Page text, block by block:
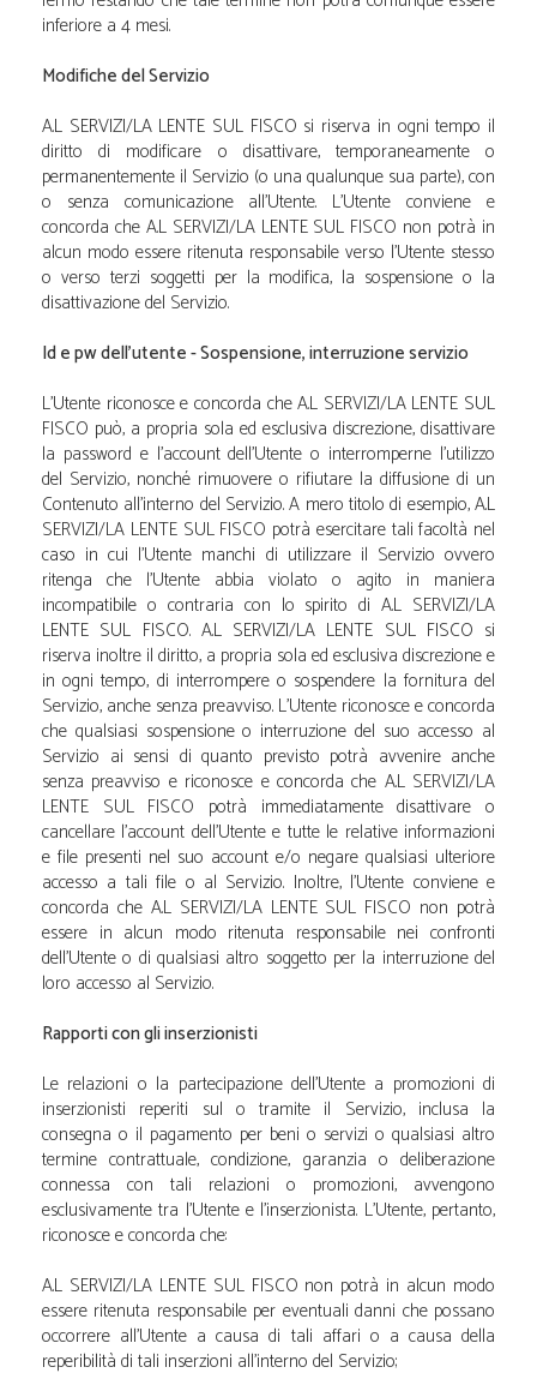
inferiore a 4 mesi.
Modifiche del Servizio
A.L SERVIZI/LA LENTE SUL FISCO si riserva in ogni tempo il
diritto di modificare o disattivare, temporaneamente o
permanentemente il Servizio (o una qualunque sua parte), con
o senza comunicazione all'Utente. L'Utente conviene e
concorda che A.L SERVIZI/LA LENTE SUL FISCO non potrà in
alcun modo essere ritenuta responsabile verso l'Utente stesso
o verso terzi soggetti per la modifica, la sospensione o la
disattivazione del Servizio.
Id e pw dell'utente - Sospensione, interruzione servizio
L'Utente riconosce e concorda che A.L SERVIZI/LA LENTE SUL
FISCO può, a propria sola ed esclusiva discrezione, disattivare
la password e l'account dell'Utente o interromperne l'utilizzo
del Servizio, nonché rimuovere o rifiutare la diffusione di un
Contenuto all'interno del Servizio. A mero titolo di esempio, A.L
SERVIZI/LA LENTE SUL FISCO potrà esercitare tali facoltà nel
caso in cui l'Utente manchi di utilizzare il Servizio ovvero
ritenga che l'Utente abbia violato o agito in maniera
incompatibile o contraria con lo spirito di A.L SERVIZI/LA
LENTE SUL FISCO. A.L SERVIZI/LA LENTE SUL FISCO si
riserva inoltre il diritto, a propria sola ed esclusiva discrezione e
in ogni tempo, di interrompere o sospendere la fornitura del
Servizio, anche senza preavviso. L'Utente riconosce e concorda
che qualsiasi sospensione o interruzione del suo accesso al
Servizio ai sensi di quanto previsto potrà avvenire anche
senza preavviso e riconosce e concorda che A.L SERVIZI/LA
LENTE SUL FISCO potrà immediatamente disattivare o
cancellare l'account dell'Utente e tutte le relative informazioni
e file presenti nel suo account e/o negare qualsiasi ulteriore
accesso a tali file o al Servizio. Inoltre, l'Utente conviene e
concorda che A.L SERVIZI/LA LENTE SUL FISCO non potrà
essere in alcun modo ritenuta responsabile nei confronti
dell'Utente o di qualsiasi altro soggetto per la interruzione del
loro accesso al Servizio.
Rapporti con gli inserzionisti
Le relazioni o la partecipazione dell'Utente a promozioni di
inserzionisti reperiti sul o tramite il Servizio, inclusa la
consegna o il pagamento per beni o servizi o qualsiasi altro
termine contrattuale, condizione, garanzia o deliberazione
connessa con tali relazioni o promozioni, avvengono
esclusivamente tra l'Utente e l'inserzionista. L'Utente, pertanto,
riconosce e concorda che:
A.L SERVIZI/LA LENTE SUL FISCO non potrà in alcun modo
essere ritenuta responsabile per eventuali danni che possano
occorrere all'Utente a causa di tali affari o a causa della
reperibilità di tali inserzioni all'interno del Servizio;